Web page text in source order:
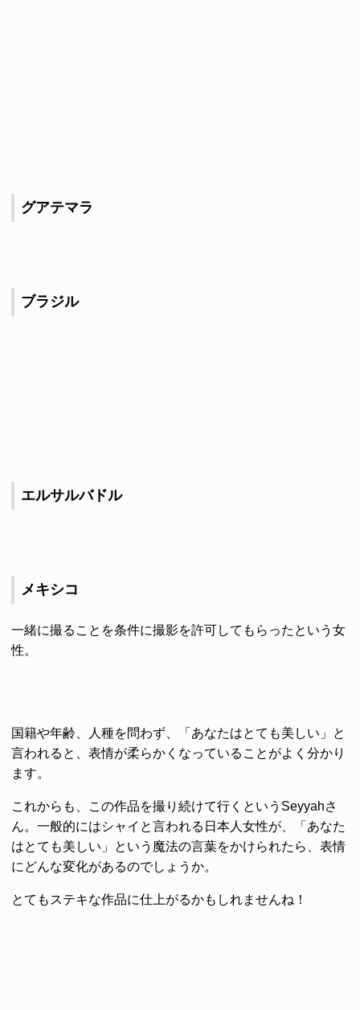
グアテマラ
ブラジル
エルサルバドル
メキシコ
一緒に撮ることを条件に撮影を許可してもらったという女
性。
国籍や年齢、人種を問わず、「あなたはとても美しい」と
言われると、表情が柔らかくなっていることがよく分かり
ます。
これからも、この作品を撮り続けて行くというSeyyahさ
ん。一般的にはシャイと言われる日本人女性が、「あなた
はとても美しい」という魔法の言葉をかけられたら、表情
にどんな変化があるのでしょうか。
とてもステキな作品に仕上がるかもしれませんね！